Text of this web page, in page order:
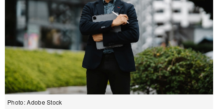
Photo: Adobe Stock